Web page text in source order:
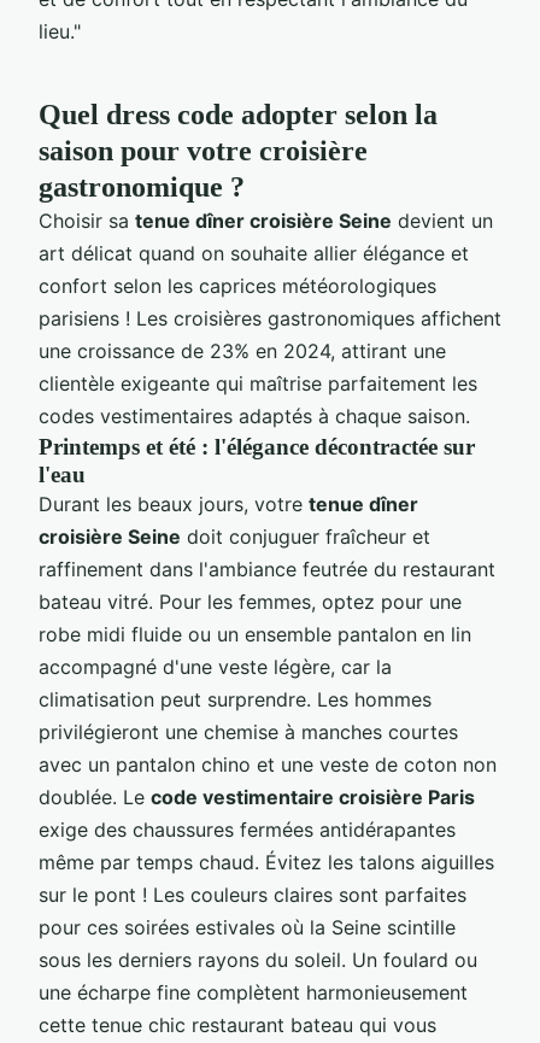
lieu."
Quel dress code adopter selon la
saison pour votre croisière
gastronomique ?
Choisir sa tenue dîner croisière Seine devient un
art délicat quand on souhaite allier élégance et
confort selon les caprices météorologiques
parisiens ! Les croisières gastronomiques affichent
une croissance de 23% en 2024, attirant une
clientèle exigeante qui maîtrise parfaitement les
codes vestimentaires adaptés à chaque saison.
Printemps et été : l'élégance décontractée sur
l'eau
Durant les beaux jours, votre tenue dîner
croisière Seine doit conjuguer fraîcheur et
raffinement dans l'ambiance feutrée du restaurant
bateau vitré. Pour les femmes, optez pour une
robe midi fluide ou un ensemble pantalon en lin
accompagné d'une veste légère, car la
climatisation peut surprendre. Les hommes
privilégieront une chemise à manches courtes
avec un pantalon chino et une veste de coton non
doublée. Le code vestimentaire croisière Paris
exige des chaussures fermées antidérapantes
même par temps chaud. Évitez les talons aiguilles
sur le pont ! Les couleurs claires sont parfaites
pour ces soirées estivales où la Seine scintille
sous les derniers rayons du soleil. Un foulard ou
une écharpe fine complètent harmonieusement
cette tenue chic restaurant bateau qui vous